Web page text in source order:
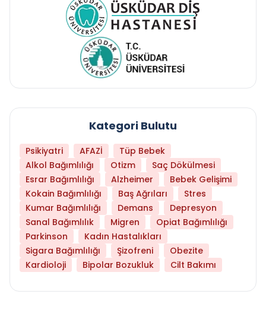
Kategori Bulutu
Psikiyatri AFAZİ
Tüp Bebek
Alkol Bağımlılığı
Otizm
Saç Dökülmesi
Esrar Bağımlılığı
Alzheimer
Bebek Gelişimi
Kokain Bağımlılığı
Baş Ağrıları
Stres
Kumar Bağımlılığı
Demans
Depresyon
Sanal Bağımlılık
Migren
Opiat Bağımlılığı
Parkinson
Kadın Hastalıkları
Sigara Bağımlılığı
Şizofreni
Obezite
Kardioloji
Bipolar Bozukluk Cilt Bakımı